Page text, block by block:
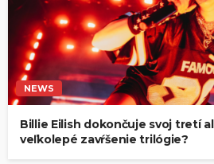
NEWS
Billie Eilish dokončuje svoj tretí
veľkolepé zavŕšenie trilógie?